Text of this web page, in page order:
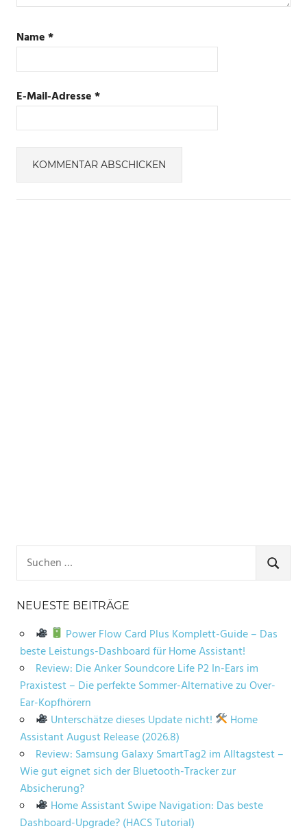
Name*
E-Mail-Adresse*
nach:
SUCHEN
NEUESTE BEITRÄGE
Power Flow Card Plus Komplett-Guide – Das
beste Leistungs-Dashboard für Home Assistant!
Review: Die Anker Soundcore Life P2 In-Ears im
Praxistest – Die perfekte Sommer-Alternative zu Over-
Ear-Kopfhörern
Unterschätze dieses Update nicht!
Home
Assistant August Release (2026.8)
Review: Samsung Galaxy SmartTag2 im Alltagstest –
Wie gut eignet sich der Bluetooth-Tracker zur
Absicherung?
Home Assistant Swipe Navigation: Das beste
Dashboard-Upgrade? (HACS Tutorial)